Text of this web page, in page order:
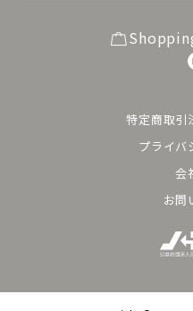
特定商取引
プライバ
会
お問